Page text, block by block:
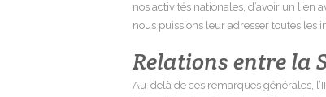
nos activités nationales, d’avoir un lien
nous puissions leur adresser toutes les
Relations entre la
Au-delà de ces remarques générales,